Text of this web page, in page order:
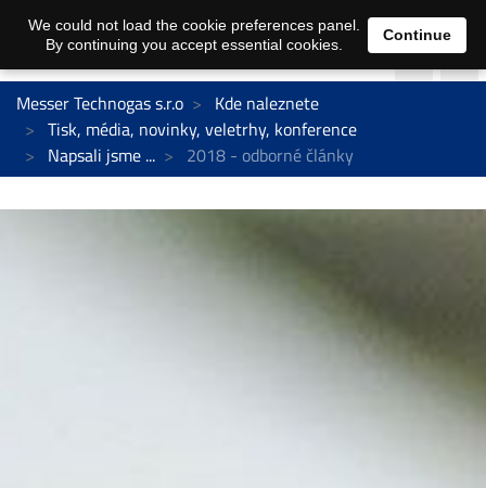
Messer Technogas s.r.o
Kde naleznete
Tisk, média, novinky, veletrhy, konference
Napsali jsme ...
2018 - odborné články
We could not load the cookie preferences panel.
By continuing you accept essential cookies.
Continue